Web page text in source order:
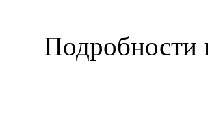
Подробности